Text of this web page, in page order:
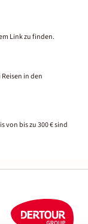
Link zu finden.
in den
von bis zu 300 € sind